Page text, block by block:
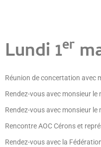
Lundi 1er
Réunion de concertation avec
Rendez-vous avec monsieur le
Rendez-vous avec monsieur le
Rencontre AOC Cérons et
Rendez-vous avec la